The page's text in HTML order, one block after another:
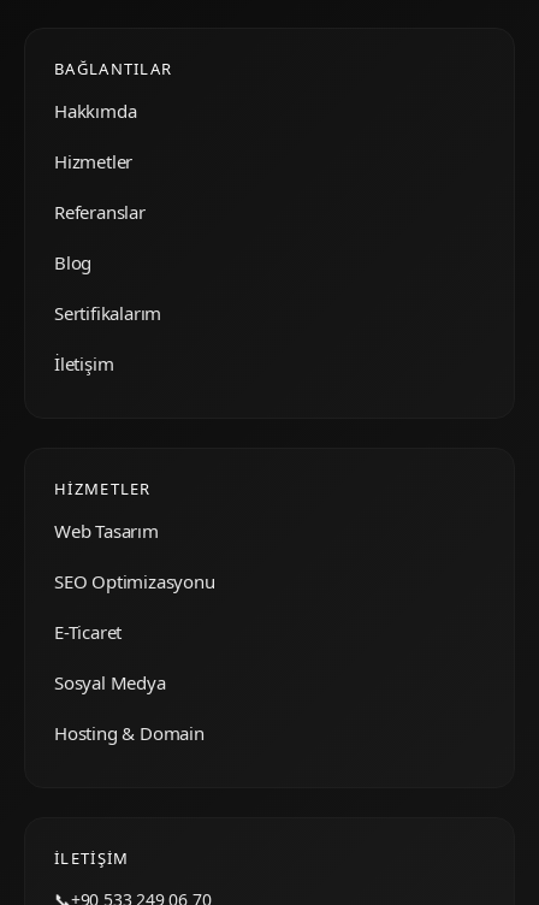
BAĞLANTILAR
Hakkımda
Hizmetler
Referanslar
Blog
Sertifikalarım
İletişim
HIZMETLER
Web Tasarım
SEO Optimizasyonu
E-Ticaret
Sosyal Medya
Hosting & Domain
İLETIŞIM
📞+90 533 249 06 70